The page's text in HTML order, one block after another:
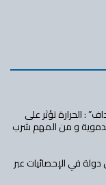
: الحرارة تؤثر على
و من المهم شرب
مسابقة توظيف لـ124 مهندس دولة في الإحصائيات عبر